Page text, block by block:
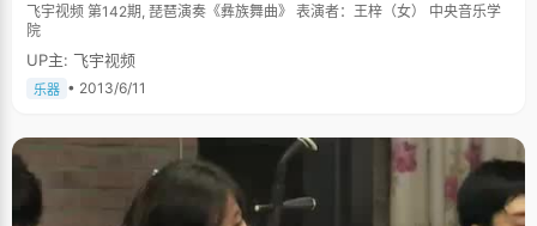
飞宇视频 第142期, 琵琶演奏《彝族舞曲》 表演者：王梓（女） 中央音乐学
院
UP主: 飞宇视频
乐器 • 2013/6/11